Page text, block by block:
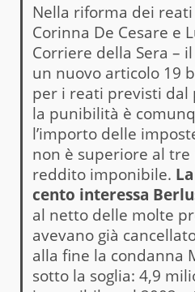
Nella riforma dei
Corinna De Cesare e
Corriere della Sera –
un nuovo articolo 19
per i reati previsti dal
la punibilità è
l’importo delle
non è superiore al
reddito imponibile.
cento interessa
al netto delle molte
avevano già
alla fine la condanna
sotto la soglia: 4,9